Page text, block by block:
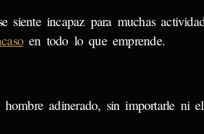
siente incapaz para muchas
en todo lo que emprende.
adinerado, sin importarle ni el